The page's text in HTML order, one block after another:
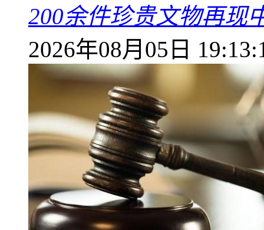
200余件珍贵文物再现
2026年08月05日